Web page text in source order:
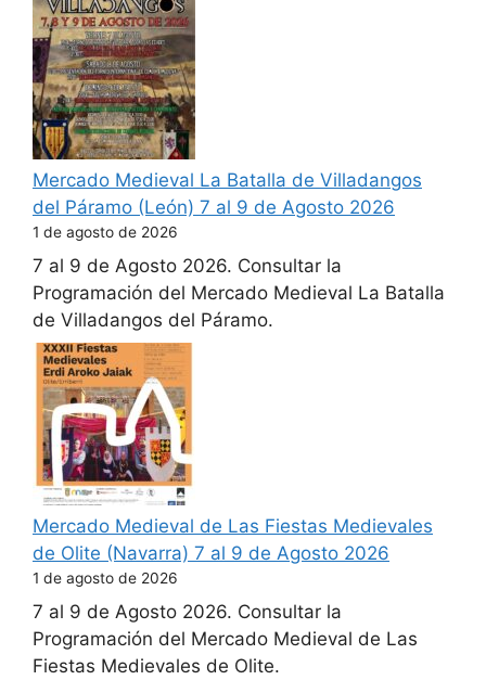
Mercado Medieval La Batalla de Villadangos
del Páramo (León) 7 al 9 de Agosto 2026
1 de agosto de 2026
7 al 9 de Agosto 2026. Consultar la
Programación del Mercado Medieval La Batalla
de Villadangos del Páramo.
Mercado Medieval de Las Fiestas Medievales
de Olite (Navarra) 7 al 9 de Agosto 2026
1 de agosto de 2026
7 al 9 de Agosto 2026. Consultar la
Programación del Mercado Medieval de Las
Fiestas Medievales de Olite.